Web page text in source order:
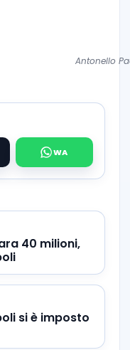
Antonello
40 milioni,
si è imposto